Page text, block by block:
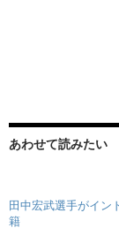
あわせて読みたい
田中宏武選手がイン
籍